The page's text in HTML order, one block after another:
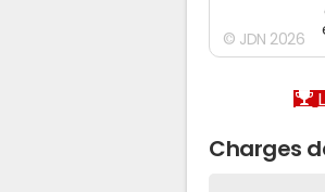
© JDN 2026
Charges